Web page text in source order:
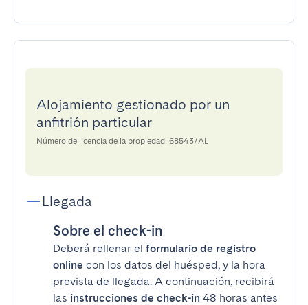
Alojamiento gestionado por un
anfitrión particular
Número de licencia de la propiedad: 68543/AL
Llegada
Sobre el check-in
Deberá rellenar el formulario de registro
online con los datos del huésped, y la hora
prevista de llegada. A continuación, recibirá
las instrucciones de check-in 48 horas antes